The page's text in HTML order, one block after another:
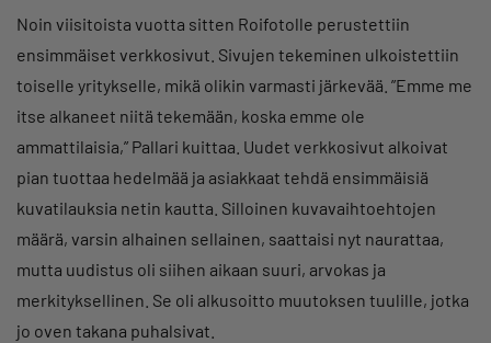
Noin viisitoista vuotta sitten Roifotolle perustettiin
ensimmäiset verkkosivut. Sivujen tekeminen ulkoistettiin
toiselle yritykselle, mikä olikin varmasti järkevää. ”Emme me
itse alkaneet niitä tekemään, koska emme ole
ammattilaisia,” Pallari kuittaa. Uudet verkkosivut alkoivat
pian tuottaa hedelmää ja asiakkaat tehdä ensimmäisiä
kuvatilauksia netin kautta. Silloinen kuvavaihtoehtojen
määrä, varsin alhainen sellainen, saattaisi nyt naurattaa,
mutta uudistus oli siihen aikaan suuri, arvokas ja
merkityksellinen. Se oli alkusoitto muutoksen tuulille, jotka
jo oven takana puhalsivat.